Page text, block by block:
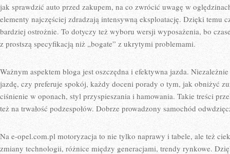
jak sprawdzić auto przed zakupem, na co zwrócić uwagę w
elementy najczęściej zdradzają intensywną eksploatację. Dzięki temu
bardziej ostrożnie. To dotyczy też wyboru wersji wyposażenia, bo
z prostszą specyfikacją niż „bogate” z ukrytymi problemami.
Ważnym aspektem bloga jest oszczędna i efektywna jazda.
jazdę, czy preferuje spokój, każdy doceni porady o tym, jak obniżyć
ciśnienie w oponach, styl przyspieszania i hamowania. Takie treści
też na trwałość podzespołów. Dobrze prowadzony samochód
Na e-opel.com.pl motoryzacja to nie tylko naprawy i tabele, ale też
zmiany technologii, różnice między generacjami, trendy rynkowe.